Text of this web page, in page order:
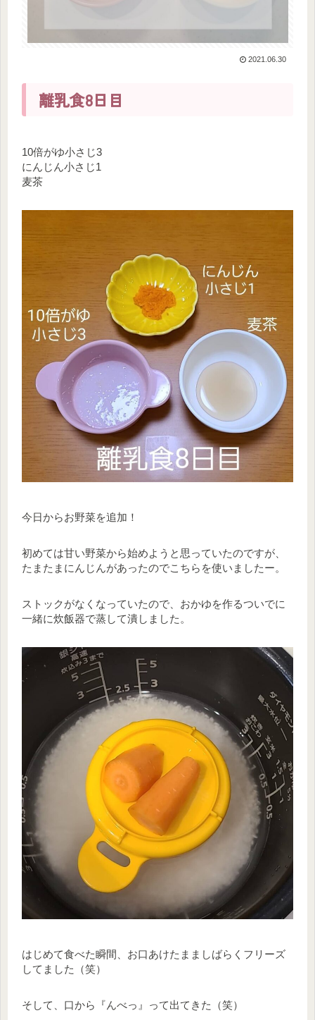
2021.06.30
離乳食8日目
10倍がゆ小さじ3
にんじん小さじ1
麦茶
今日からお野菜を追加！
初めては甘い野菜から始めようと思っていたのですが、
たまたまにんじんがあったのでこちらを使いましたー。
ストックがなくなっていたので、おかゆを作るついでに
一緒に炊飯器で蒸して潰しました。
はじめて食べた瞬間、お口あけたまましばらくフリーズ
してました（笑）
そして、口から『んべっ』って出てきた（笑）